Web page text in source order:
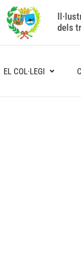
dels
EL COL·LEGI